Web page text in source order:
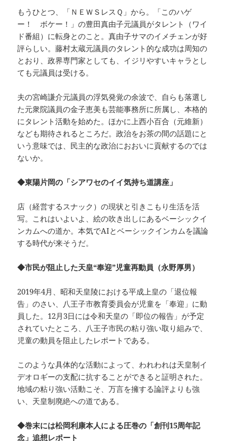
もうひとつ、「ＮＥＷＳレスＱ」から。「このハゲ
ー！ ボケー！」の豊田真由子元議員がタレント（ワイ
ド番組）に転身とのこと。真由子サマのイメチェンが好
評らしい。藤村太蔵元議員のタレント的な成功は周知の
とおり、政界専門家としても、イジリやすいキャラとし
ても元議員は受ける。
夫の宮崎謙介元議員の浮気発覚の余波で、自らも落選し
た元衆院議員の金子恵美も芸能事務所に所属し、本格的
にタレント活動を始めた。ほかに上西小百合（元維新）
なども期待されるところだ。政治をお茶の間の話題にと
いう意味では、民主的な政治におおいに貢献するのでは
ないか。
◆東陽片岡の「シアワセのイイ気持ち道講座」
店（経営するスナック）の現状と引きこもり生活を活
写。これはいよいよ、絵の吹き出しにあるベーシックイ
ンカムへの道か。本気でAIとベーシックインカムを議論
する時代が来そうだ。
◆市民が阻止した天皇“奉迎”児童再動員（永野厚男）
2019年4月、昭和天皇陵における平成上皇の「退位報
告」のさい、八王子市教育委員会が児童を「奉迎」に動
員した。12月3日には令和天皇の「即位の報告」が予定
されていたところ、八王子市民の粘り強い取り組みで、
児童の動員を阻止したレポートである。
このような具体的な活動によって、われわれは天皇制イ
デオロギーの支配に抗することができると証明された。
地域の粘り強い活動こそ、万言を擁する論評よりも強
い、天皇制廃絶への道である。
◆巻末には松岡利康本人による圧巻の「創刊15周年記
念」追想レポート